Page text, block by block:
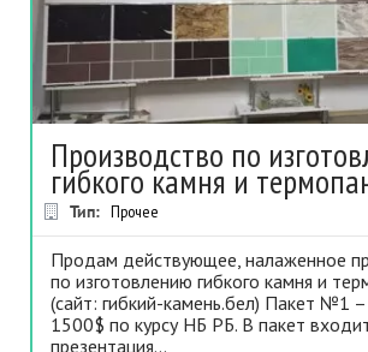
Производство по
гибкого камня и
Тип: Прочее
Продам действующее, налаженное
по изготовлению гибкого камня и
(сайт: гибкий-камень.бел) Пакет №1
1500$ по курсу НБ РБ. В пакет
презентация...